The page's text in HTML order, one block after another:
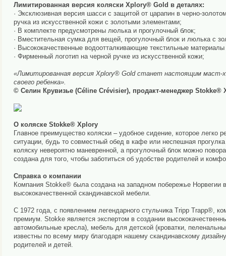
Лимитированная версия коляски Xplory® Gold в деталях:
· Эксклюзивная версия шасси с защитой от царапин в черно-
ручка из искусственной кожи с золотыми элементами;
· В комплекте предусмотрены люлька и прогулочный блок;
· Вместительная сумка для вещей, прогулочный блок и люлька с
· Высококачественные водоотталкивающие текстильные
· Фирменный логотип на черной ручке из искусственной кожи;
«Лимитированная версия Xplory® Gold станет настоящим
своего ребенка».
© Селин Крувизье (Céline Crévisier), продакт-менеджер Stokke®
О коляске Stokke® Xplory
Главное преимущество коляски – удобное сидение, которое
ситуации, будь то совместный обед в кафе или неспешная
коляску невероятно маневренной, а прогулочный блок можно
создана для того, чтобы заботиться об удобстве родителей и
Справка о компании
Компания Stokke® была создана на западном побережье Норвегии
высококачественной скандинавской мебели.
С 1972 года, с появлением легендарного стульчика Tripp Trapp®,
премиум. Stokke является экспертом в создании
автомобильные кресла), мебель для детской (кроватки,
известны по всему миру благодаря нашему скандинавскому
родителей и детей.